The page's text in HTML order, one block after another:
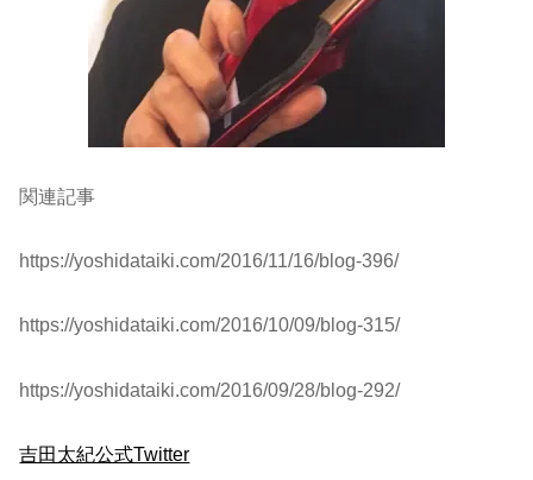
関連記事
https://yoshidataiki.com/2016/11/16/blog-396/
https://yoshidataiki.com/2016/10/09/blog-315/
https://yoshidataiki.com/2016/09/28/blog-292/
吉田太紀公式Twitter